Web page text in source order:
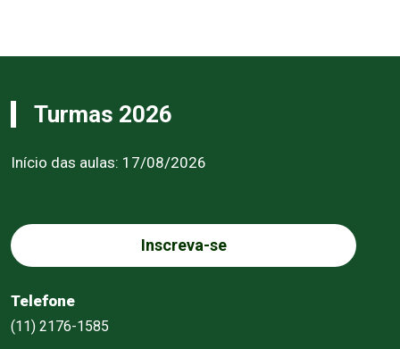
Turmas 2026
Início das aulas: 17/08/2026
Inscreva-se
Telefone
(11) 2176-1585